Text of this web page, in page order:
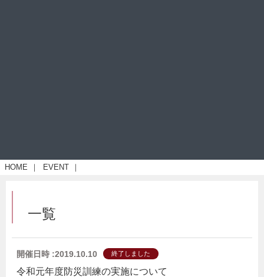
HOME ｜ EVENT ｜
一覧
開催日時 :2019.10.10 終了しました
令和元年度防災訓練の実施について